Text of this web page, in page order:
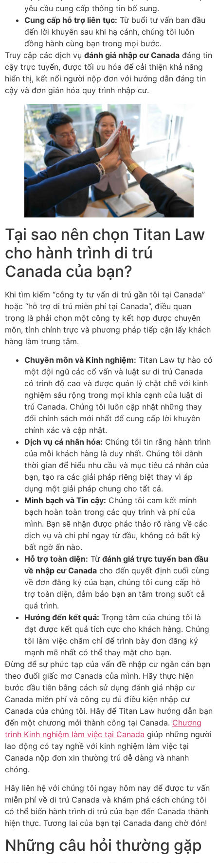
yêu cầu cung cấp thông tin bổ sung.
Cung cấp hỗ trợ liên tục: Từ buổi tư vấn ban đầu
đến lời khuyên sau khi hạ cánh, chúng tôi luôn
đồng hành cùng bạn trong mọi bước.
Truy cập các dịch vụ đánh giá nhập cư Canada đáng tin
cậy trực tuyến, được tối ưu hóa để cải thiện khả năng
hiển thị, kết nối người nộp đơn với hướng dẫn đáng tin
cậy và đơn giản hóa quy trình nhập cư.
Tại sao nên chọn Titan Law
cho hành trình di trú
Canada của bạn?
Khi tìm kiếm “công ty tư vấn di trú gần tôi tại Canada”
hoặc “hỗ trợ di trú miễn phí tại Canada”, điều quan
trọng là phải chọn một công ty kết hợp được chuyên
môn, tính chính trực và phương pháp tiếp cận lấy khách
hàng làm trung tâm.
Chuyên môn và Kinh nghiệm: Titan Law tự hào có
một đội ngũ các cố vấn và luật sư di trú Canada
có trình độ cao và được quản lý chặt chẽ với kinh
nghiệm sâu rộng trong mọi khía cạnh của luật di
trú Canada. Chúng tôi luôn cập nhật những thay
đổi chính sách mới nhất để cung cấp lời khuyên
chính xác và cập nhật.
Dịch vụ cá nhân hóa: Chúng tôi tin rằng hành trình
của mỗi khách hàng là duy nhất. Chúng tôi dành
thời gian để hiểu nhu cầu và mục tiêu cá nhân của
bạn, tạo ra các giải pháp riêng biệt thay vì áp
dụng một giải pháp chung cho tất cả.
Minh bạch và Tin cậy: Chúng tôi cam kết minh
bạch hoàn toàn trong các quy trình và phí của
mình. Bạn sẽ nhận được phác thảo rõ ràng về các
dịch vụ và chi phí ngay từ đầu, không có bất kỳ
bất ngờ ẩn nào.
Hỗ trợ toàn diện: Từ đánh giá trực tuyến ban đầu
về nhập cư Canada cho đến quyết định cuối cùng
về đơn đăng ký của bạn, chúng tôi cung cấp hỗ
trợ toàn diện, đảm bảo bạn an tâm trong suốt cả
quá trình.
Hướng đến kết quả: Trọng tâm của chúng tôi là
đạt được kết quả tích cực cho khách hàng. Chúng
tôi làm việc chăm chỉ để trình bày đơn đăng ký
mạnh mẽ nhất có thể thay mặt cho bạn.
Đừng để sự phức tạp của vấn đề nhập cư ngăn cản bạn
theo đuổi giấc mơ Canada của mình. Hãy thực hiện
bước đầu tiên bằng cách sử dụng đánh giá nhập cư
Canada miễn phí và công cụ đủ điều kiện nhập cư
Canada của chúng tôi. Hãy để Titan Law hướng dẫn bạn
đến một chương mới thành công tại Canada. Chương
trình Kinh nghiệm làm việc tại Canada giúp những người
lao động có tay nghề với kinh nghiệm làm việc tại
Canada nộp đơn xin thường trú dễ dàng và nhanh
chóng.
Hãy liên hệ với chúng tôi ngay hôm nay để được tư vấn
miễn phí về di trú Canada và khám phá cách chúng tôi
có thể biến hành trình di trú của bạn đến Canada thành
hiện thực. Tương lai của bạn tại Canada đang chờ đón!
Những câu hỏi thường gặp